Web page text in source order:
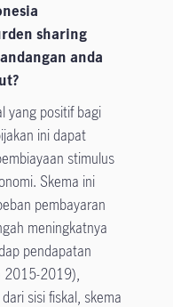
sharing
anda
yang positif bagi
ini dapat
stimulus
Skema ini
pembayaran
meningkatnya
pendapatan
2015-2019),
sisi fiskal, skema